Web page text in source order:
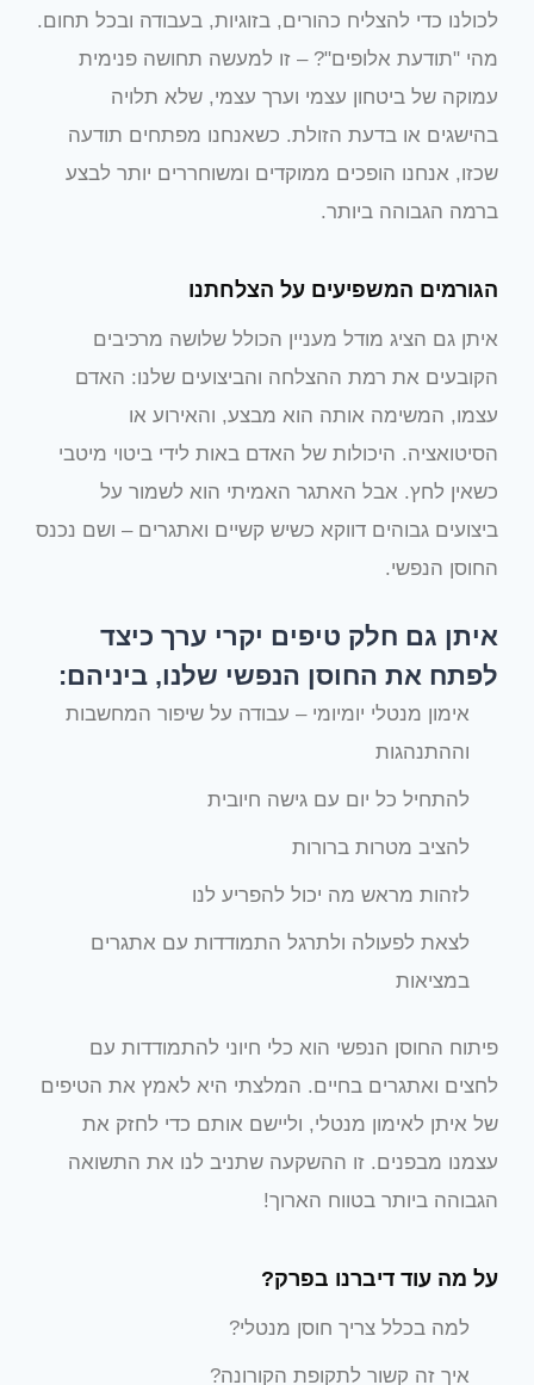
לכולנו כדי להצליח כהורים, בזוגיות, בעבודה ובכל תחום.
מהי "תודעת אלופים"? – זו למעשה תחושה פנימית
עמוקה של ביטחון עצמי וערך עצמי, שלא תלויה
בהישגים או בדעת הזולת. כשאנחנו מפתחים תודעה
שכזו, אנחנו הופכים ממוקדים ומשוחררים יותר לבצע
ברמה הגבוהה ביותר.
הגורמים המשפיעים על הצלחתנו
איתן גם הציג מודל מעניין הכולל שלושה מרכיבים
הקובעים את רמת ההצלחה והביצועים שלנו: האדם
עצמו, המשימה אותה הוא מבצע, והאירוע או
הסיטואציה. היכולות של האדם באות לידי ביטוי מיטבי
כשאין לחץ. אבל האתגר האמיתי הוא לשמור על
ביצועים גבוהים דווקא כשיש קשיים ואתגרים – ושם נכנס
החוסן הנפשי.
איתן גם חלק טיפים יקרי ערך כיצד
לפתח את החוסן הנפשי שלנו, ביניהם:
אימון מנטלי יומיומי – עבודה על שיפור המחשבות
וההתנהגות
להתחיל כל יום עם גישה חיובית
להציב מטרות ברורות
לזהות מראש מה יכול להפריע לנו
לצאת לפעולה ולתרגל התמודדות עם אתגרים
במציאות
פיתוח החוסן הנפשי הוא כלי חיוני להתמודדות עם
לחצים ואתגרים בחיים. המלצתי היא לאמץ את הטיפים
של איתן לאימון מנטלי, וליישם אותם כדי לחזק את
עצמנו מבפנים. זו ההשקעה שתניב לנו את התשואה
הגבוהה ביותר בטווח הארוך!
על מה עוד דיברנו בפרק?
למה בכלל צריך חוסן מנטלי?
איך זה קשור לתקופת הקורונה?